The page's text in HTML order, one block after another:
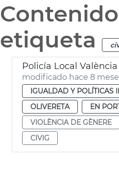
etiqueta
Policía Local
modificado hace 8
IGUALDAD Y POLÍTICAS
OLIVERETA
EN
VIOLÈNCIA DE GÈNERE
CIVIG